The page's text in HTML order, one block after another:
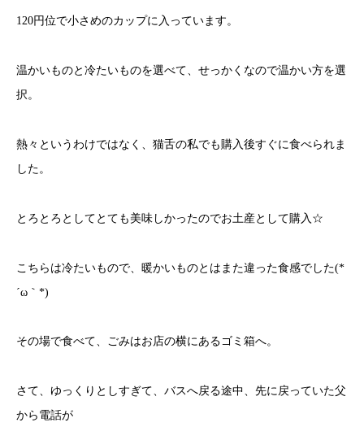
120円位で小さめのカップに入っています。
温かいものと冷たいものを選べて、せっかくなので温かい方を選
択。
熱々というわけではなく、猫舌の私でも購入後すぐに食べられま
した。
とろとろとしてとても美味しかったのでお土産として購入☆
こちらは冷たいもので、暖かいものとはまた違った食感でした(*
´ω｀*)
その場で食べて、ごみはお店の横にあるゴミ箱へ。
さて、ゆっくりとしすぎて、バスへ戻る途中、先に戻っていた父
から電話が